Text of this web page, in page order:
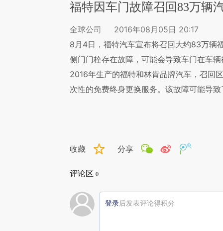
福特因车门故障召回83万辆
全球公司
2016年08月05日 20:17
8月4日，福特汽车宣布将召回大约83万辆
侧门门栓存在故障，可能会导致车门在车
2016年生产的福特和林肯品牌汽车，召回
次性的免费终身更换服务。该故障可能导
收藏 分享
评论区 0
登录后发表评论得积分